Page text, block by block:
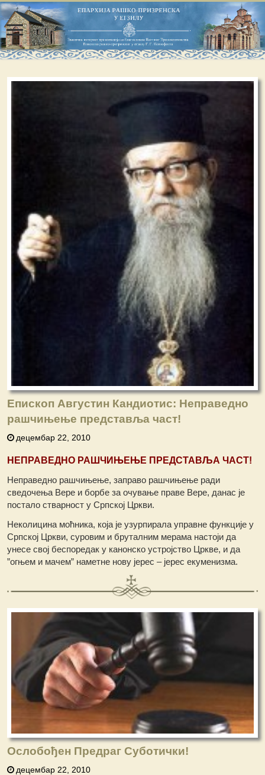
Епископ Августин Кандиотис: Неправедно
рашчињење представља част!
децембар 22, 2010
НЕПРАВЕДНО РАШЧИЊЕЊЕ ПРЕДСТАВЉА ЧАСТ!
Неправедно рашчињење, заправо рашчињење ради
сведочења Вере и борбе за очување праве Вере, данас је
постало стварност у Српској Цркви.
Неколицина моћника, која је узурпирала управне функције у
Српској Цркви, суровим и бруталним мерама настоји да
унесе свој беспоредак у канонско устројство Цркве, и да
”огњем и мачем” наметне нову јерес – јерес екуменизма.
Ослобођен Предраг Суботички!
децембар 22, 2010